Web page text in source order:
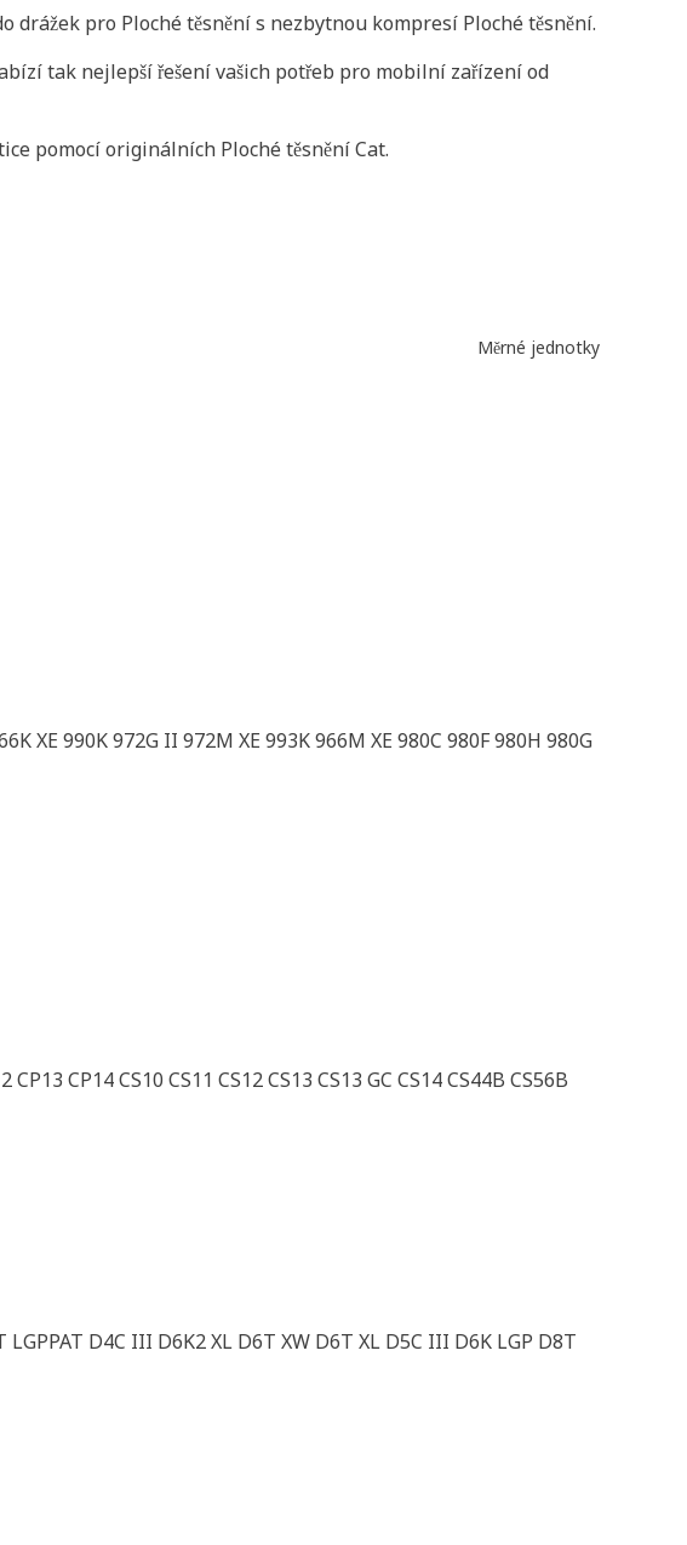
pro Ploché těsnění s nezbytnou kompresí Ploché těsnění.
tak nejlepší řešení vašich potřeb pro mobilní zařízení od
pomocí originálních Ploché těsnění Cat.
Měrné jednotky
XE 990K 972G II 972M XE 993K 966M XE 980C 980F 980H 980G
CP14 CS10 CS11 CS12 CS13 CS13 GC CS14 CS44B CS56B
D4C III D6K2 XL D6T XW D6T XL D5C III D6K LGP D8T